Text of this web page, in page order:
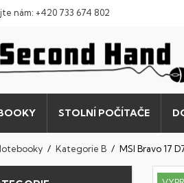
nám: +420 733 674 802
STOLNÍ POČÍTAČE
Kategorie B MSI Bravo 17